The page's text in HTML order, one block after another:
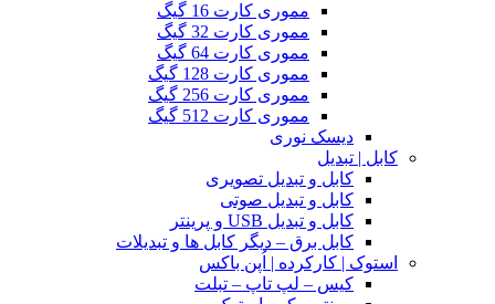
مموری کارت 16 گیگ
مموری کارت 32 گیگ
مموری کارت 64 گیگ
مموری کارت 128 گیگ
مموری کارت 256 گیگ
مموری کارت 512 گیگ
دیسک نوری
کابل | تبدیل
کابل و تبدیل تصویری
کابل و تبدیل صوتی
کابل و تبدیل USB و پرینتر
کابل برق – دیگر کابل ها و تبدیلات
استوک | کارکرده | اُپن باکس
کیس – لپ تاپ – تبلت